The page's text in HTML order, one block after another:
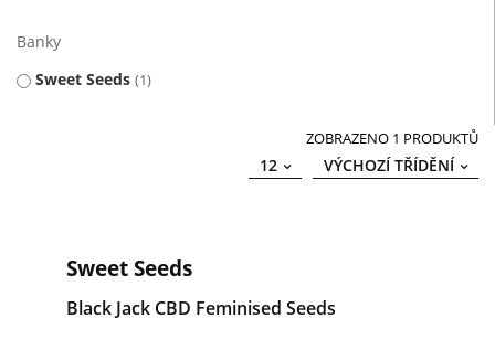
Banky
Sweet Seeds 1
ZOBRAZENO 1 PRODUKTŮ
VÝCHOZÍ TŘÍDĚNÍ
12
Sweet Seeds
Black Jack CBD Feminised Seeds